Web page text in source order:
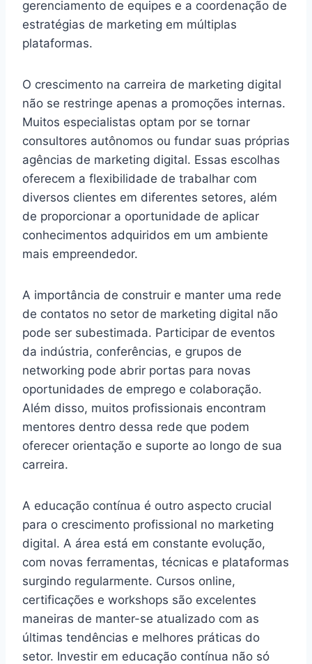
gerenciamento de equipes e a coordenação de
estratégias de marketing em múltiplas
plataformas.
O crescimento na carreira de marketing digital
não se restringe apenas a promoções internas.
Muitos especialistas optam por se tornar
consultores autônomos ou fundar suas próprias
agências de marketing digital. Essas escolhas
oferecem a flexibilidade de trabalhar com
diversos clientes em diferentes setores, além
de proporcionar a oportunidade de aplicar
conhecimentos adquiridos em um ambiente
mais empreendedor.
A importância de construir e manter uma rede
de contatos no setor de marketing digital não
pode ser subestimada. Participar de eventos
da indústria, conferências, e grupos de
networking pode abrir portas para novas
oportunidades de emprego e colaboração.
Além disso, muitos profissionais encontram
mentores dentro dessa rede que podem
oferecer orientação e suporte ao longo de sua
carreira.
A educação contínua é outro aspecto crucial
para o crescimento profissional no marketing
digital. A área está em constante evolução,
com novas ferramentas, técnicas e plataformas
surgindo regularmente. Cursos online,
certificações e workshops são excelentes
maneiras de manter-se atualizado com as
últimas tendências e melhores práticas do
setor. Investir em educação contínua não só